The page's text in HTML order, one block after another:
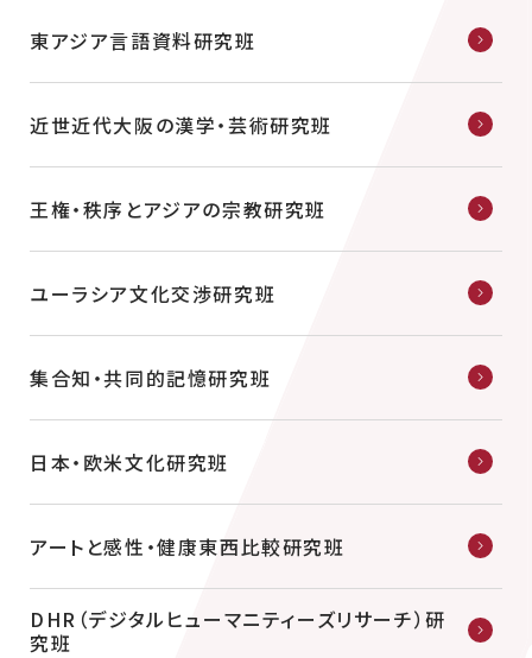
東アジア言語資料研究班
近世近代大阪の漢学・芸術研究班
王権・秩序とアジアの宗教研究班
ユーラシア文化交渉研究班
集合知・共同的記憶研究班
日本・欧米文化研究班
アートと感性・健康東西比較研究班
DHR（デジタルヒューマニティーズリサーチ）研
究班